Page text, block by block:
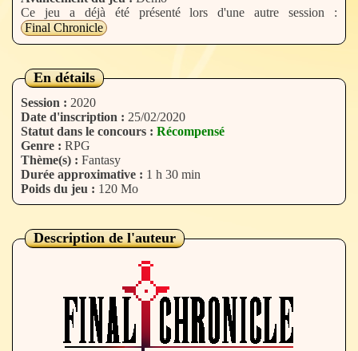
Ce jeu a déjà été présenté lors d'une autre session :
Final Chronicle
En détails
Session : 2020
Date d'inscription : 25/02/2020
Statut dans le concours : Récompensé
Genre : RPG
Thème(s) : Fantasy
Durée approximative : 1 h 30 min
Poids du jeu : 120 Mo
Description de l'auteur